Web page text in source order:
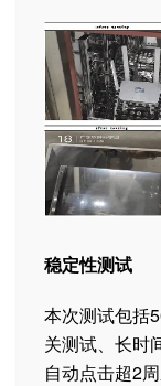
稳定性测试
本次测试包括
关测试、长时
自动点击超2